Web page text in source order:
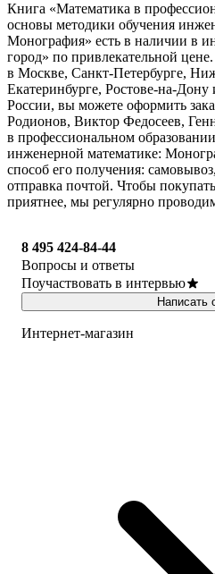
Книга «Математика в
основы методики обучения
Монография» есть в наличии в
город» по привлекательной
в Москве, Санкт-Петербурге,
Екатеринбурге, Ростове-на-
России, вы можете оформить
Родионов, Виктор Федосеев,
в профессиональном
инженерной математике:
способ его получения:
отправка почтой. Чтобы
приятнее, мы регулярно
8 495 424-84-44
Вопросы и ответы
Поучаствовать в интервью
Написать
Интернет-магазин